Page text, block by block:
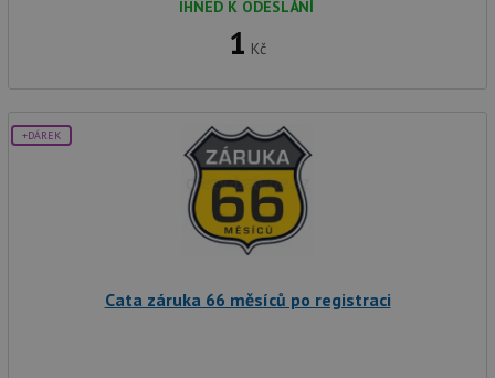
IHNED K ODESLÁNÍ
1 Kč
+DÁREK
Cata záruka 66 měsíců po registraci